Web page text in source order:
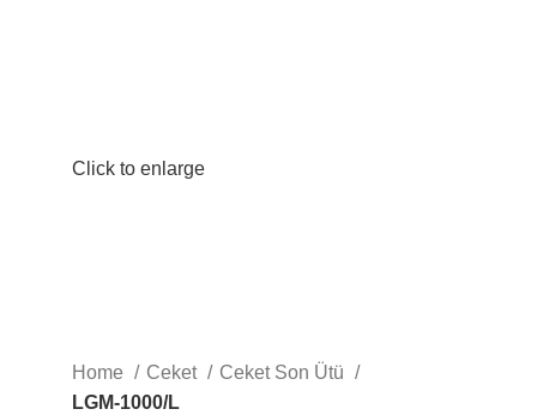
Click to enlarge
Home Ceket
Ceket Son Ütü
LGM-1000/L